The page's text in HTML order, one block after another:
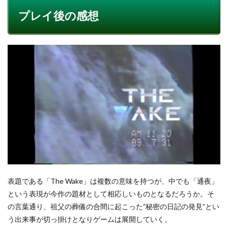
プレイ後の感想
表題である「The Wake」は複数の意味を持つが、中でも「通夜」
という表現が今作の題材として相応しいものとなるだろうか。そ
の言葉通り、祖父の葬儀の合間に起こった”秘密の日記の発見”とい
う出来事が切っ掛けとなりゲームは展開していく。